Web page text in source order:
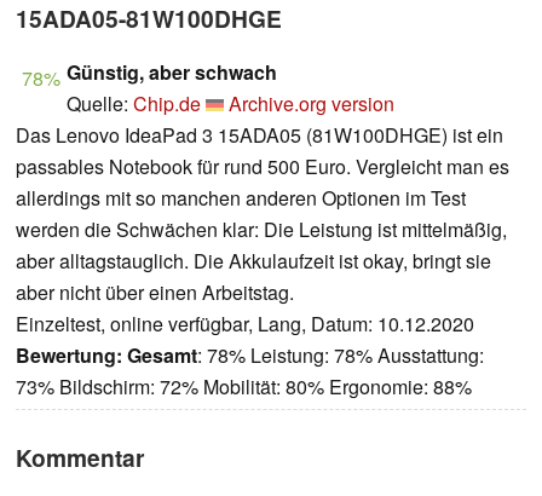
15ADA05-81W100DHGE
78% Günstig, aber schwach
Quelle: Chip.de
Archive.org version
Das Lenovo IdeaPad 3 15ADA05 (81W100DHGE) ist ein
passables Notebook für rund 500 Euro. Vergleicht man es
allerdings mit so manchen anderen Optionen im Test
werden die Schwächen klar: Die Leistung ist mittelmäßig,
aber alltagstauglich. Die Akkulaufzeit ist okay, bringt sie
aber nicht über einen Arbeitstag.
Einzeltest, online verfügbar, Lang, Datum: 10.12.2020
Bewertung: Gesamt: 78% Leistung: 78% Ausstattung:
73% Bildschirm: 72% Mobilität: 80% Ergonomie: 88%
Kommentar